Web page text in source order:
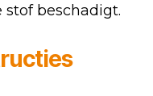
beschadigt.